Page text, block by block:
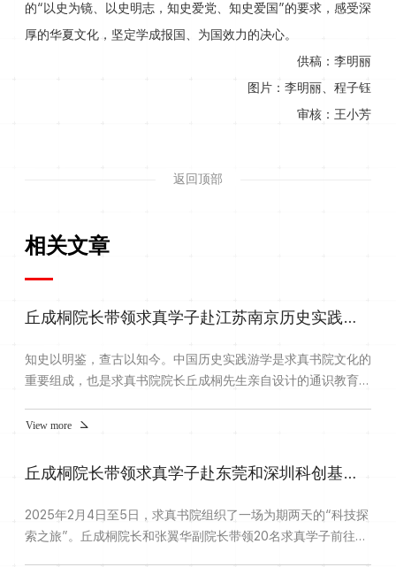
的“以史为镜、以史明志，知史爱党、知史爱国”的要求，感受深
厚的华夏文化，坚定学成报国、为国效力的决心。
供稿：李明丽
图片：李明丽、程子钰
审核：王小芳
返回顶部
相关文章
丘成桐院长带领求真学子赴江苏南京历史实践游学
知史以明鉴，查古以知今。中国历史实践游学是求真书院文化的
重要组成，也是求真书院院长丘成桐先生亲自设计的通识教育环
京，再次走进中国历史，感受中国文化。
View more
丘成桐院长带领求真学子赴东莞和深圳科创基地和企业参观调研
2025年2月4日至5日，求真书院组织了一场为期两天的“科技探
索之旅”。丘成桐院长和张翼华副院长带领20名求真学子前往东